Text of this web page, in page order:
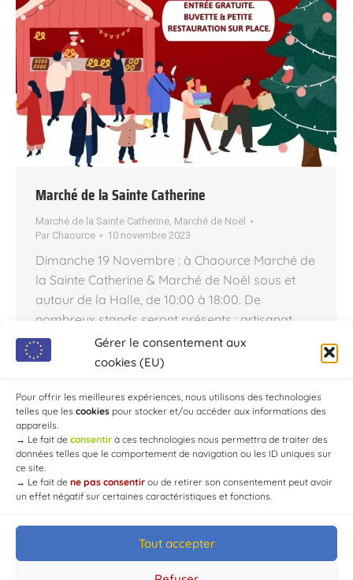
Gérer le consentement aux
cookies (EU)
Pour offrir les meilleures expériences, nous utilisons des technologies
telles que les cookies pour stocker et/ou accéder aux informations des
appareils.
→ Le fait de consentir à ces technologies nous permettra de traiter des
données telles que le comportement de navigation ou les ID uniques sur
ce site.
→ Le fait de ne pas consentir ou de retirer son consentement peut avoir
un effet négatif sur certaines caractéristiques et fonctions.
Tout accepter
Marché de la Sainte Catherine
Marché de la Sainte Catherine, Marché de Noël
Par Chaource 10 novembre 2023
Dimanche 19 Novembre : à Chaource Marché de
la Sainte Catherine & Marché de Noël sous et
autour de la Halle, de 10:00 à 18:00. De
nombreux stands seront présents : artisanat,
décoration de noël, idées cadeaux, bijoux,
safran, charcuterie, vins, Champagne,… Entrée
Organisé par le Comité de Jumelage…
© Mairie de Chaource [2004-2024] | Tous droits réservés.
Developed byWEB3-DESIGN